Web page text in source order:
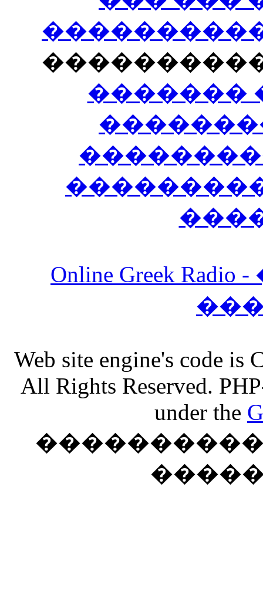
�������
Online Greek
Web site engine's code
All Rights Reserved.
under the
����������